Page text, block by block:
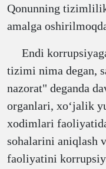
Qonunning
amalga
Endi
tizimi nima degan,
nazorat" deganda
organlari, xoʻjalik
xodimlari
sohalarini aniqlash
faoliyatini